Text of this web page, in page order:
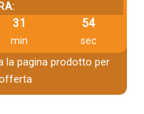
31
min
53
sec
la pagina prodotto per